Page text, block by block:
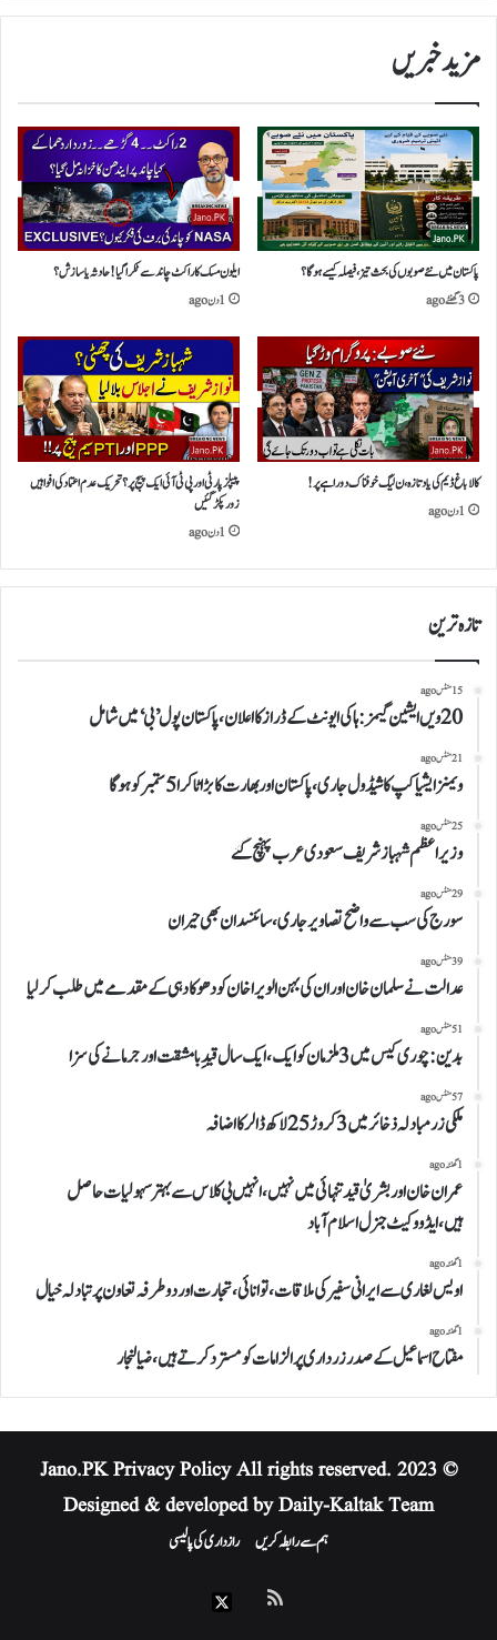
مزید خبریں
پاکستان میں نئے صوبوں کی بحث تیز،فیصلہ کیسے ہوگا؟
3 گھنٹے ago
ایلون مسک کاراکٹ چاند سے ٹکرا گیا!حادثہ یا سازش؟
1 دن ago
کالاباغ ڈیم کی یاد تازہ،ن لیگ خوفناک دوراہے پر!
1 دن ago
پیپلز پارٹی اور پی ٹی آئی ایک پیج پر؟ تحریک عدم اعتماد کی افواہیں
زور پکڑ گئیں
1 دن ago
تازہ ترین
15 منٹس ago
20ویں ایشین گیمز: ہاکی ایونٹ کے ڈراز کا اعلان، پاکستان پول ’بی‘ میں شامل
21 منٹس ago
ویمنزایشیا کپ کا شیڈول جاری،پاکستان اور بھارت کا بڑا ٹاکرا 5 ستمبر کو ہوگا
25 منٹس ago
وزیراعظم شہباز شریف سعودی عرب پہنچ گئے
29 منٹس ago
سورج کی سب سے واضح تصاویر جاری، سائنسدان بھی حیران
39 منٹس ago
عدالت نے سلمان خان اوران کی بہن الویراخان کو دھوکا دہی کے مقدمے میں طلب کرلیا
51 منٹس ago
بدین:چوری کیس میں 3 ملزمان کو ایک،ایک سال قیدِ بامشقت اور جرمانے کی سزا
57 منٹس ago
ملکی زرمبادلہ ذخائر میں 3 کروڑ 25 لاکھ ڈالر کا اضافہ
1 گھنٹہ ago
عمران خان اور بشریٰ قید تنہائی میں نہیں،انہیں بی کلاس سے بہتر سہولیات حاصل
ہیں،ایڈووکیٹ جنرل اسلام آباد
1 گھنٹہ ago
اویس لغاری سے ایرانی سفیر کی ملاقات،توانائی، تجارت اور دوطرفہ تعاون پر تبادلہ خیال
1 گھنٹہ ago
مفتاح اسماعیل کے صدر زرداری پر الزامات کو مسترد کرتے ہیں،ضیا لنجار
© 2023 Jano.PK
Privacy PolicyAll rights reserved.
Designed & developed by Daily-Kaltak Team
ہم سے رابطہ کریں رازداری کی پالیسی
RSS